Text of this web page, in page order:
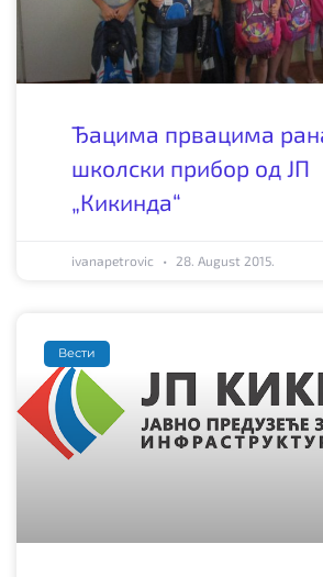
Ђацима првацима
школски прибор од ЈП
„Кикинда“
ivanapetrovic 28. August 2015.
Вести